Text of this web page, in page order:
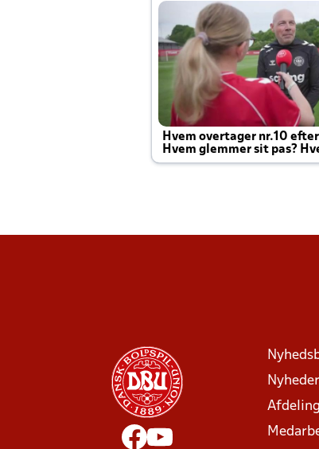
Hvem overtager nr.10
Hvem glemmer sit pas?
Joachim altid til efter
Nyheder